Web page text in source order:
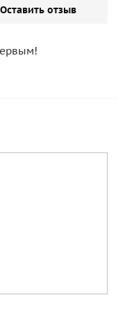
Оставить отзыв